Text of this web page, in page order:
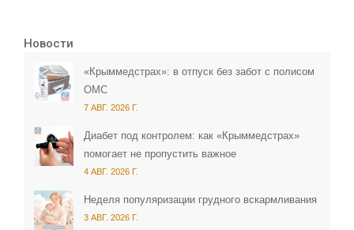
Новости
«Крыммедстрах»: в отпуск без забот с полисом
ОМС
7 АВГ. 2026 Г.
Диабет под контролем: как «Крыммедстрах»
помогает не пропустить важное
4 АВГ. 2026 Г.
Неделя популяризации грудного вскармливания
3 АВГ. 2026 Г.